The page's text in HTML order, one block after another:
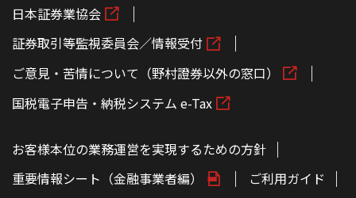
日本証券業協会
証券取引等監視委員会／情報受付
ご意見・苦情について（野村證券以外の窓口）
国税電子申告・納税システム e-Tax
お客様本位の業務運営を実現するための方針
重要情報シート（金融事業者編）
ご利用ガイド